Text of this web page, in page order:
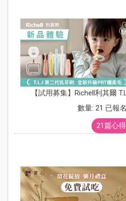
【試用募集】Richell利其爾
數量: 21 已報
21篇心得